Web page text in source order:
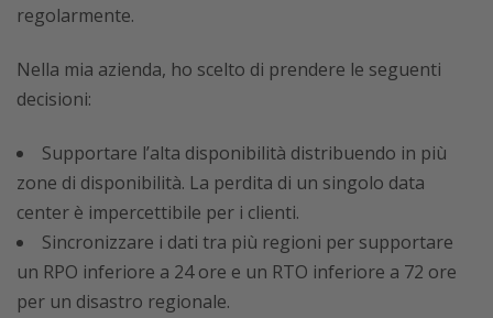
regolarmente.
Nella mia azienda, ho scelto di prendere le seguenti
decisioni:
Supportare l’alta disponibilità distribuendo in più
zone di disponibilità. La perdita di un singolo data
center è impercettibile per i clienti.
Sincronizzare i dati tra più regioni per supportare
un RPO inferiore a 24 ore e un RTO inferiore a 72 ore
per un disastro regionale.